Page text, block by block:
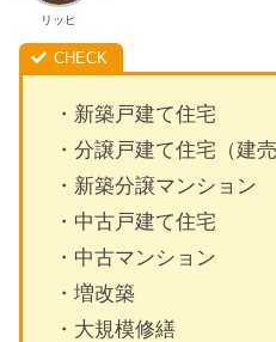
リッヒ
・新築戸建て住宅
・分譲戸建て住宅（建売
・新築分譲マンション
・中古戸建て住宅
・中古マンション
・増改築
・大規模修繕